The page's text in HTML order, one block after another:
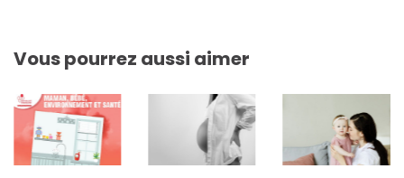
Vous pourrez aussi aimer